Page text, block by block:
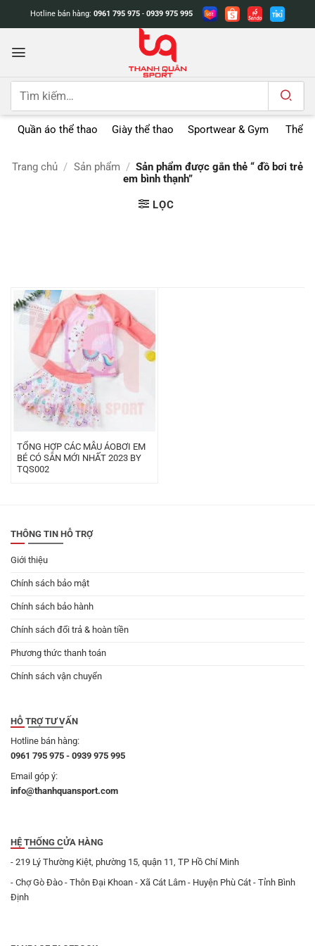
dung
Hotline bán hàng: 0961 795 975 - 0939 975 995
Tìm
Quần áo thể thao Giày thể thao Sportwear & Gym Thể
Trang chủ / Sản phẩm / Sản phẩm được gắn thẻ “ đồ bơi trẻ
em bình thạnh”
LỌC
TỔNG HỢP CÁC MẪU ÁOBƠI EM
BÉ CÓ SẴN MỚI NHẤT 2023 BY
TQS002
THÔNG TIN HỖ TRỢ
Giới thiệu
Chính sách bảo mật
Chính sách bảo hành
Chính sách đổi trả & hoàn tiền
Phương thức thanh toán
Chính sách vận chuyển
HỖ TRỢ TƯ VẤN
Hotline bán hàng:
0961 795 975 - 0939 975 995
Email góp ý:
info@thanhquansport.com
HỆ THỐNG CỬA HÀNG
- 219 Lý Thường Kiệt, phường 15, quận 11, TP Hồ Chí Minh
- Chợ Gò Đào - Thôn Đại Khoan - Xã Cát Lâm - Huyện Phù Cát - Tỉnh Bình
Định